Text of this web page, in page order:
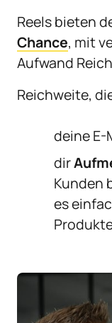
Reels bieten
Chance, mit
Aufwand
Reichweite,
deine
dir
Kunden
es